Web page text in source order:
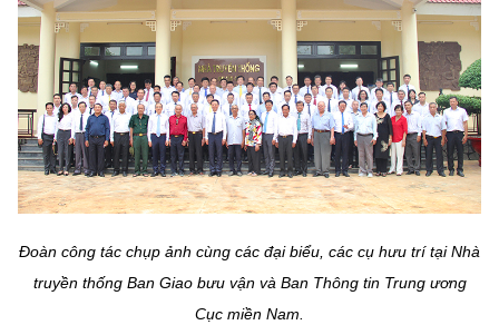
Đoàn công tác chụp ảnh cùng các đại biểu, các cụ hưu trí tại Nhà
truyền thống Ban Giao bưu vận và Ban Thông tin Trung ương
Cục miền Nam.